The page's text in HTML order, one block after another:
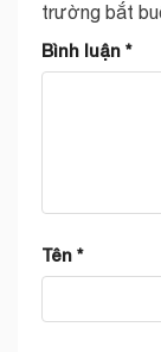
trường bắt
Bình luận *
Tên *